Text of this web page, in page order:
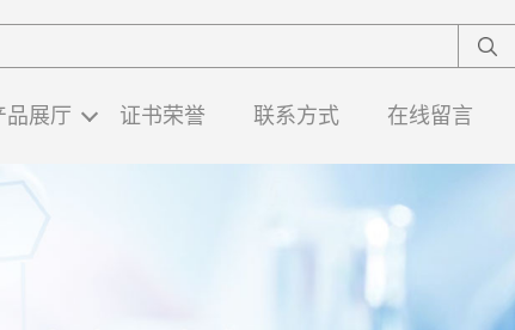
品展厅 证书荣誉 联系方式 在线留言